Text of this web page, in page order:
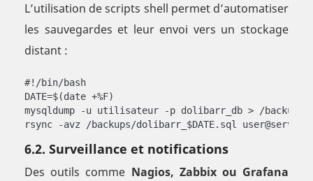
L’utilisation de scripts shell permet d’automatiser
les sauvegardes et leur envoi vers un stockage
distant :
#!/bin/bash
DATE=$(date +%F)
mysqldump -u utilisateur -p dolibarr_db > /backups/
rsync -avz /backups/dolibarr_$DATE.sql
6.2. Surveillance et notifications
Des outils comme Nagios, Zabbix ou Grafana